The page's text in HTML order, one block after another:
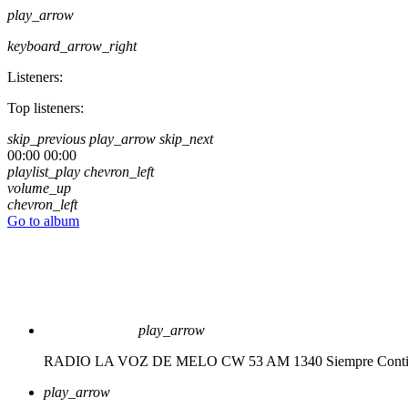
play_arrow
keyboard_arrow_right
Listeners:
Top listeners:
skip_previous play_arrow skip_next
00:00 00:00
playlist_play chevron_left
volume_up
chevron_left
Go to album
play_arrow
RADIO LA VOZ DE MELO CW 53 AM 1340 Siempre
play_arrow